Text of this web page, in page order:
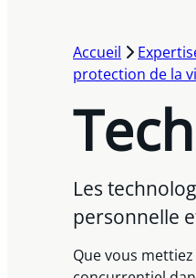
Accueil
protection de la
Les
personnelle
Que vous